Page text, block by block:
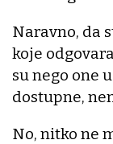
Naravno, da
koje
su nego one
dostupne,
No, nitko ne